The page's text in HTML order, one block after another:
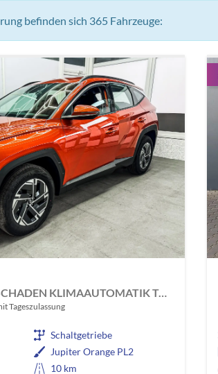
befinden sich 365 Fahrzeuge:
STYLE TRANSPORTSCHADEN KLIMAAUTOMATIK TOTWINKEL NAVI SHZ RFK PDC
Tageszulassung
Schaltgetriebe
Jupiter Orange PL2
10 km